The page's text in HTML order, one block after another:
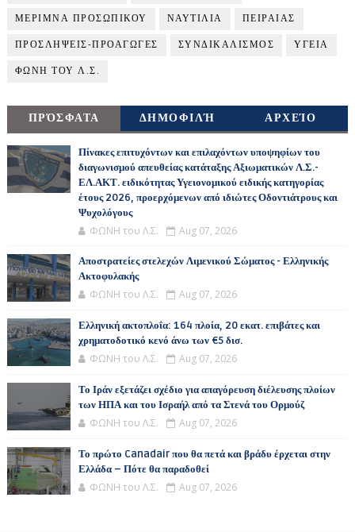
ΜΕΡΙΜΝΑ ΠΡΟΣΩΠΙΚΟΥ ΝΑΥΤΙΛΙΑ ΠΕΙΡΑΙΑΣ
ΠΡΟΣΛΗΨΕΙΣ-ΠΡΟΑΓΩΓΕΣ ΣΥΝΔΙΚΑΛΙΣΜΟΣ ΥΓΕΙΑ
ΦΩΝΗ ΤΟΥ Λ.Σ.
ΠΡΌΣΦΑΤΑ ΔΗΜΟΦΙΛΉ ΑΡΧΕΊΟ
Πίνακες επιτυχόντων και επιλαχόντων υποψηφίων του
διαγωνισμού απευθείας κατάταξης Αξιωματικών Λ.Σ.-
ΕΛ.ΑΚΤ. ειδικότητας Υγειονομικού ειδικής κατηγορίας
έτους 2026, προερχόμενων από ιδιώτες Οδοντιάτρους και
Ψυχολόγους
ΦΩΝΗ του Λ.Σ. Aug 07, 2026
Αποστρατείες στελεχών Λιμενικού Σώματος - Ελληνικής
Ακτοφυλακής
ΦΩΝΗ του Λ.Σ. Aug 07, 2026
Ελληνική ακτοπλοΐα: 164 πλοία, 20 εκατ. επιβάτες και
χρηματοδοτικό κενό άνω των €5 δισ.
ΦΩΝΗ του Λ.Σ. Aug 07, 2026
Το Ιράν εξετάζει σχέδιο για απαγόρευση διέλευσης πλοίων
των ΗΠΑ και του Ισραήλ από τα Στενά του Ορμούζ
ΦΩΝΗ του Λ.Σ. Aug 07, 2026
Το πρώτο Canadair που θα πετά και βράδυ έρχεται στην
Ελλάδα – Πότε θα παραδοθεί
ΦΩΝΗ του Λ.Σ. Aug 07, 2026